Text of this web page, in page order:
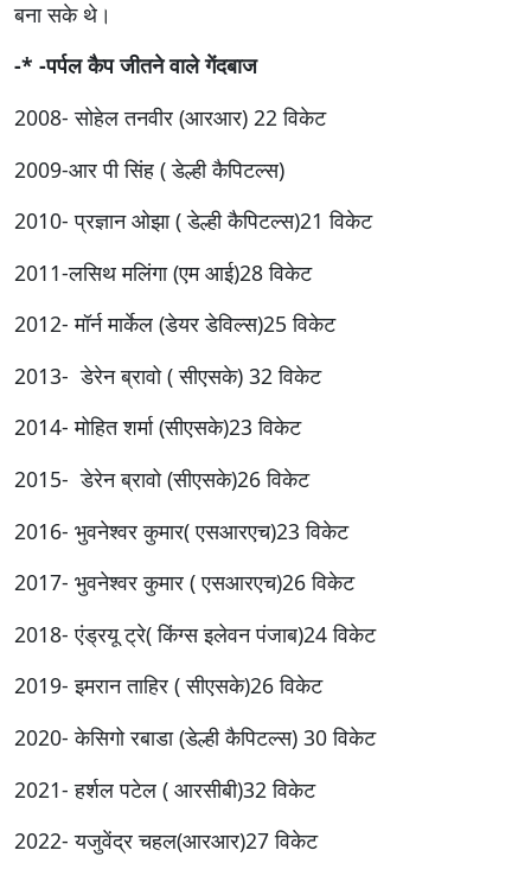
बना सके थे।
-* -पर्पल कैप जीतने वाले गेंदबाज
2008- सोहेल तनवीर (आरआर) 22 विकेट
2009-आर पी सिंह ( डेल्ही कैपिटल्स)
2010- प्रज्ञान ओझा ( डेल्ही कैपिटल्स)21 विकेट
2011-लसिथ मलिंगा (एम आई)28 विकेट
2012- मॉर्न मार्केल (डेयर डेविल्स)25 विकेट
2013- डेरेन ब्रावो ( सीएसके) 32 विकेट
2014- मोहित शर्मा (सीएसके)23 विकेट
2015- डेरेन ब्रावो (सीएसके)26 विकेट
2016- भुवनेश्वर कुमार( एसआरएच)23 विकेट
2017- भुवनेश्वर कुमार ( एसआरएच)26 विकेट
2018- एंड्रयू ट्रे( किंग्स इलेवन पंजाब)24 विकेट
2019- इमरान ताहिर ( सीएसके)26 विकेट
2020- केसिगो रबाडा (डेल्ही कैपिटल्स) 30 विकेट
2021- हर्शल पटेल ( आरसीबी)32 विकेट
2022- यजुवेंद्र चहल(आरआर)27 विकेट